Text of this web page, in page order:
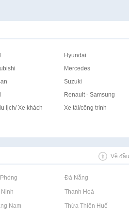
Hyundai
Mercedes
Suzuki
Renault - Samsung
lịch/ Xe khách
Xe tải/công trình
Về
Rao vặt tại Đà Nẵng
Ninh Rao vặt tại Thanh Hoá
Nam Rao vặt tại Thừa Thiên Huế